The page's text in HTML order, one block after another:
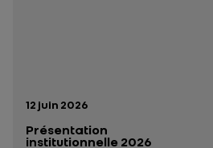
Date de publication:
12 juin 2026
Présentation
institutionnelle 2026